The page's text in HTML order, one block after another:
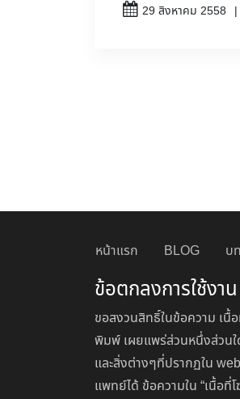
29 สิงหาคม 2558
หน้าแรก BLOG บ
ข้อตกลงการใช้งาน
ขอสงวนสิทธิ์ในข้อความ เ
พิมพ์ เผยแพร่ส่วนหนึ่งส่วน
และสิ่งต่างๆที่ปรากฏใน
แพทย์ได้ ข้อความใน “เนื้อ